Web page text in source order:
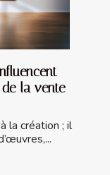
la vente
la création ; il